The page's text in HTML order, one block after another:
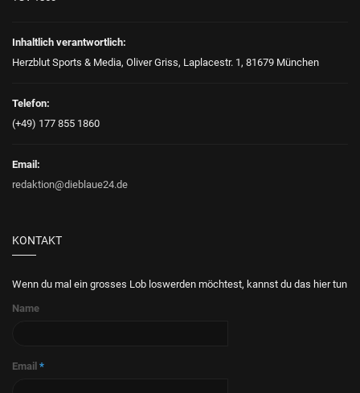
Inhaltlich verantwortlich:
Herzblut Sports & Media, Oliver Griss, Laplacestr. 1, 81679 München
Telefon:
(+49) 177 855 1860
Email:
redaktion@dieblaue24.de
KONTAKT
Wenn du mal ein grosses Lob loswerden möchtest, kannst du das hier tun
Name
Email *